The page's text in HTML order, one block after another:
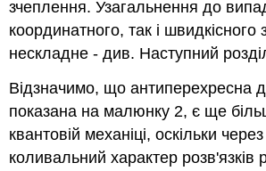
зчеплення. Узагальнення до
координатного, так і швидкісного
нескладне - див. Наступний
Відзначимо, що антиперехресна
показана на малюнку 2, є ще
квантовій механіці, оскільки
коливальний характер розв'язків